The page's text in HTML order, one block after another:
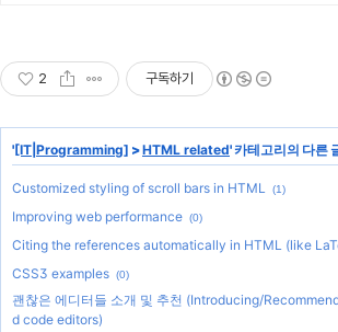
2 구독하기
'[IT|Programming] >HTML related' 카테고리의 다른
Customized styling of scroll bars in HTML (1)
Improving web performance (0)
Citing the references automatically in HTML (like
CSS3 examples (0)
괜찮은 에디터들 소개 및 추천 (Introducing/
d code editors)